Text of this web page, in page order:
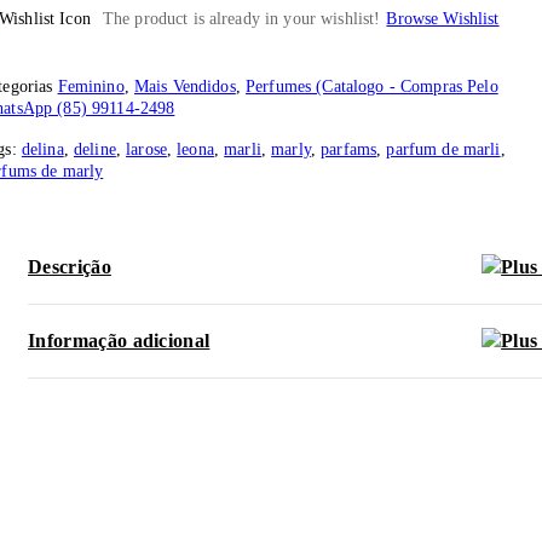
The product is already in your wishlist! Browse Wishlist
Feminino, Mais Vendidos,Perfumes (Catalogo - Compras Pelo
(85) 99114-2498
delina, deline,larose,leona,marli,marly,parfams,parfum de marli,
de marly
Descrição
Informação adicional